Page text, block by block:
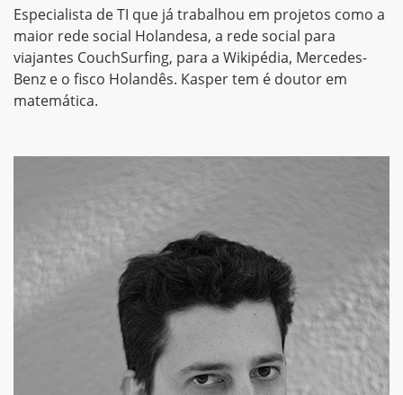
Especialista de TI que já trabalhou em projetos como a
maior rede social Holandesa, a rede social para
viajantes CouchSurfing, para a Wikipédia, Mercedes-
Benz e o fisco Holandês. Kasper tem é doutor em
matemática.